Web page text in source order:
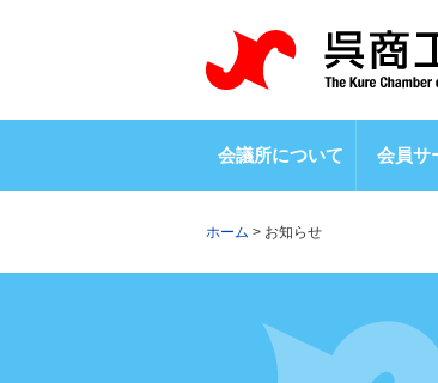
会議所について 会員サ
ホーム > お知らせ